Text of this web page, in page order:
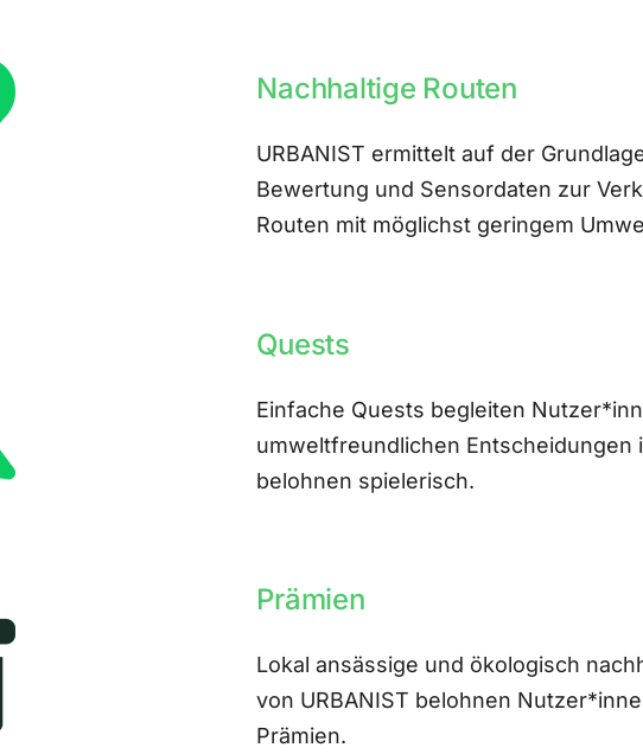
Nachhaltige Routen
URBANIST ermittelt auf der
Bewertung und Sensordaten zur
Routen mit möglichst geringem
Quests
Einfache Quests begleiten
umweltfreundlichen Entscheidungen
belohnen spielerisch.
Prämien
Lokal ansässige und ökologisch
von URBANIST belohnen
Prämien.